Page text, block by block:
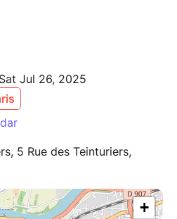
Jul 26, 2025
5 Rue des Teinturiers,
+